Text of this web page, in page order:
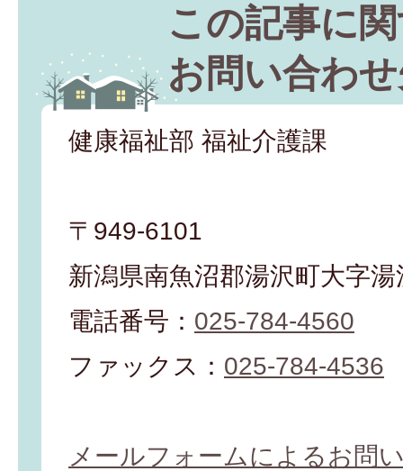
この記事に
お問い合わ
健康福祉部 福祉介護課
〒949-6101
新潟県南魚沼郡湯沢町大字
電話番号： 025-784-4560
ファックス： 025-784-4536
メールフォームによるお問